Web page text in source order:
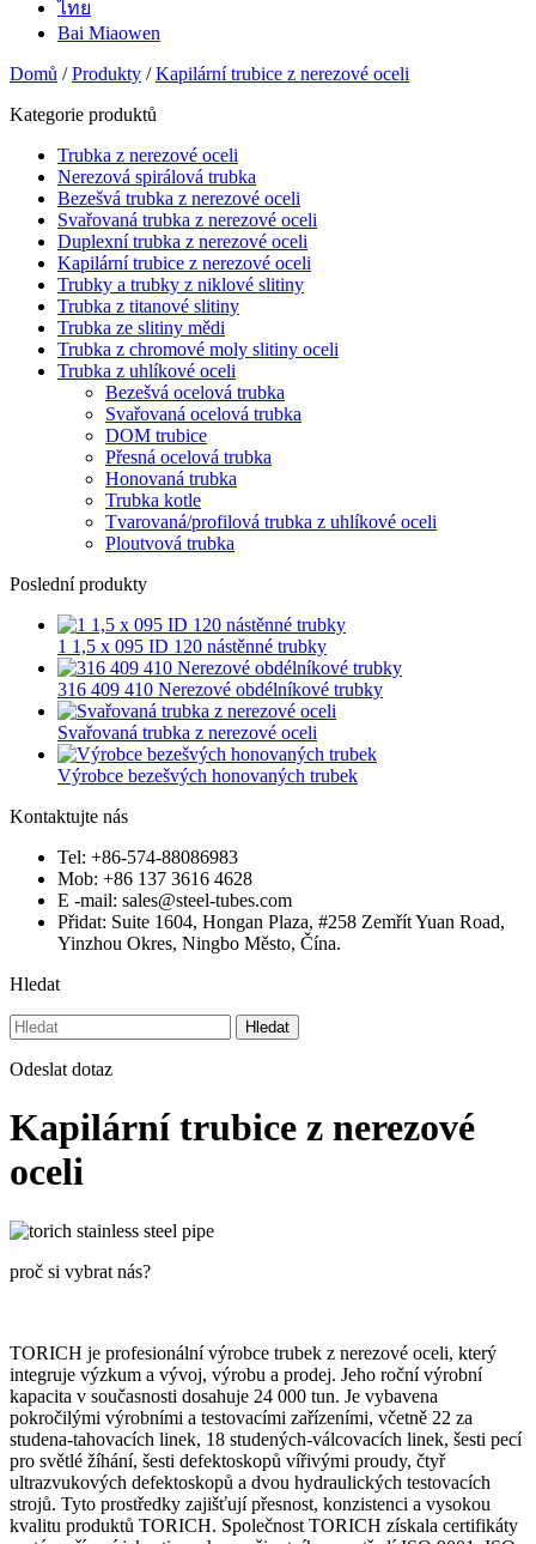
ไทย
Bai Miaowen
Domů /Produkty /Kapilární trubice z nerezové oceli
Kategorie produktů
Trubka z nerezové oceli
Nerezová spirálová trubka
Bezešvá trubka z nerezové oceli
Svařovaná trubka z nerezové oceli
Duplexní trubka z nerezové oceli
Kapilární trubice z nerezové oceli
Trubky a trubky z niklové slitiny
Trubka z titanové slitiny
Trubka ze slitiny mědi
Trubka z chromové moly slitiny oceli
Trubka z uhlíkové oceli
Bezešvá ocelová trubka
Svařovaná ocelová trubka
DOM trubice
Přesná ocelová trubka
Honovaná trubka
Trubka kotle
Tvarovaná/profilová trubka z uhlíkové oceli
Ploutvová trubka
Poslední produkty
1 1,5 x 095 ID 120 nástěnné trubky
316 409 410 Nerezové obdélníkové trubky
Svařovaná trubka z nerezové oceli
Výrobce bezešvých honovaných trubek
Kontaktujte nás
Tel: +86-574-88086983
Mob: +86 137 3616 4628
E -mail: sales@steel-tubes.com
Přidat: Suite 1604, Hongan Plaza, #258 Zemřít Yuan Road,
Yinzhou Okres, Ningbo Město, Čína.
Hledat
Hledat
Odeslat dotaz
Kapilární trubice z nerezové
oceli
proč si vybrat nás?
TORICH je profesionální výrobce trubek z nerezové oceli, který
integruje výzkum a vývoj, výrobu a prodej. Jeho roční výrobní
kapacita v současnosti dosahuje 24 000 tun. Je vybavena
pokročilými výrobními a testovacími zařízeními, včetně 22 za
studena-tahovacích linek, 18 studených-válcovacích linek, šesti pecí
pro světlé žíhání, šesti defektoskopů vířivými proudy, čtyř
ultrazvukových defektoskopů a dvou hydraulických testovacích
strojů. Tyto prostředky zajišťují přesnost, konzistenci a vysokou
kvalitu produktů TORICH. Společnost TORICH získala certifikáty